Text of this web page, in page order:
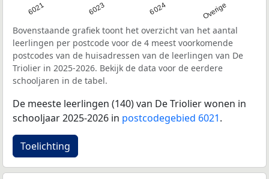
6021 6023 6024 Overige
Bovenstaande grafiek toont het overzicht van het aantal
leerlingen per postcode voor de 4 meest voorkomende
postcodes van de huisadressen van de leerlingen van De
Triolier in 2025-2026. Bekijk de data voor de eerdere
schooljaren in de tabel.
De meeste leerlingen (140) van De Triolier wonen in
schooljaar 2025-2026 in postcodegebied 6021.
Toelichting